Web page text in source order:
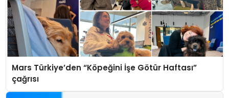
Mars Türkiye’den “Köpeğini İşe Götür Haftası”
çağrısı